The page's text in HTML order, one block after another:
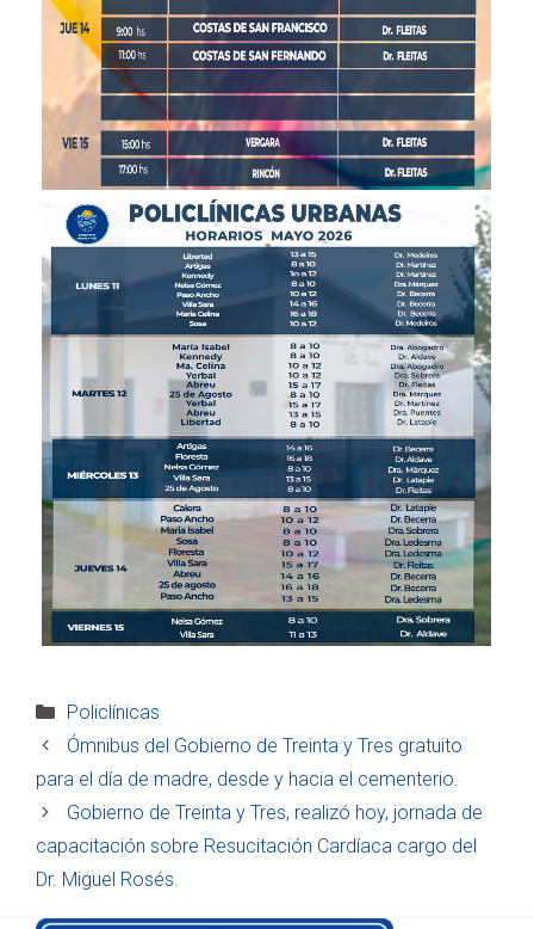
Categorías
Policlínicas
Ómnibus del Gobierno de Treinta y Tres gratuito
para el día de madre, desde y hacia el cementerio.
Gobierno de Treinta y Tres, realizó hoy, jornada de
capacitación sobre Resucitación Cardíaca cargo del
Dr. Miguel Rosés.